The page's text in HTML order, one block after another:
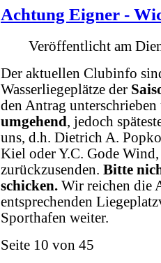
Achtung Eigner -
Veröffentlicht am
Der aktuellen Clubinfo
Wasserliegeplätze der
den Antrag
umgehend , jedoch
uns, d.h. Dietrich A.
Kiel oder Y.C. Gode
zurückzusenden. Bitte
schicken. Wir reichen die
entsprechenden
Sporthafen weiter.
Seite 10 von 45